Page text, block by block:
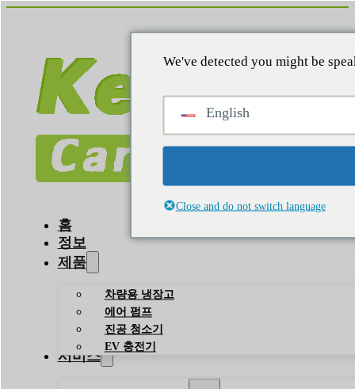
홈
정보
제품
차량용 냉장고
에어 펌프
진공 청소기
EV 충전기
서비스
We've detected you might be
English
Close and do not switch language